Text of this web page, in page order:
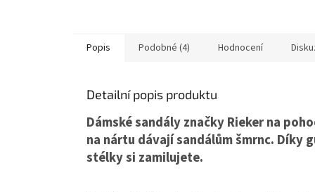
Popis Podobné (4) Hodnocení
Detailní popis produktu
Dámské sandály značky Rieker na
na nártu dávají sandálům šmrnc. Díky
stélky si zamilujete.